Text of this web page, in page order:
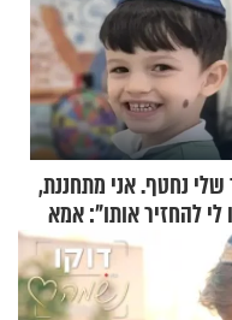
שלי נחטף. אני מתחננת,
לי להחזיר אותו": אמא
דומע